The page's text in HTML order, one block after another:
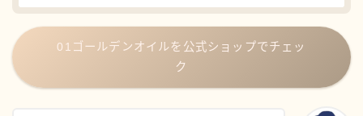
01ゴールデンオイルを公式ショップでチェッ
ク